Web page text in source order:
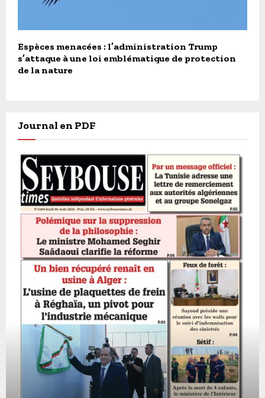
Espèces menacées : l’administration Trump
s’attaque à une loi emblématique de protection
de la nature
Journal en PDF